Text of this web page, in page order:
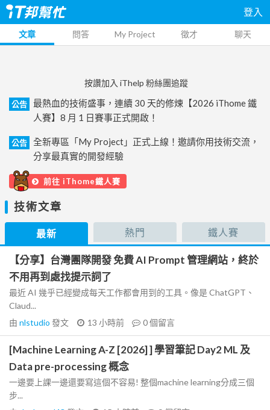
登入
文章 問答 My Project 徵才 聊天
按讚加入 iThelp 粉絲團追蹤
公告
最熱血的技術盛事，連續 30 天的修煉【2026 iThome 鐵
人賽】8 月 1 日賽事正式開啟！
公告
全新專區「My Project」正式上線！邀請你用技術交流，
分享最真實的開發經驗
前往 iThome鐵人賽
技術文章
最新 熱門 鐵人賽
【分享】台灣團隊開發 免費 AI Prompt 管理網站，終於
不用再到處找提示詞了
最近 AI 幾乎已經變成每天工作都會用到的工具。像是 ChatGPT、
Claud...
由 nlstudio 發文 13 小時前 0個留言
[Machine Learning A-Z [2026] ] 學習筆記 Day2 ML 及
Data pre-processing 概念
一邊要上課一邊還要寫這個不容易! 整個machine learning分成三個
步...